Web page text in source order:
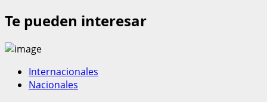
Te pueden interesar
Internacionales
Nacionales